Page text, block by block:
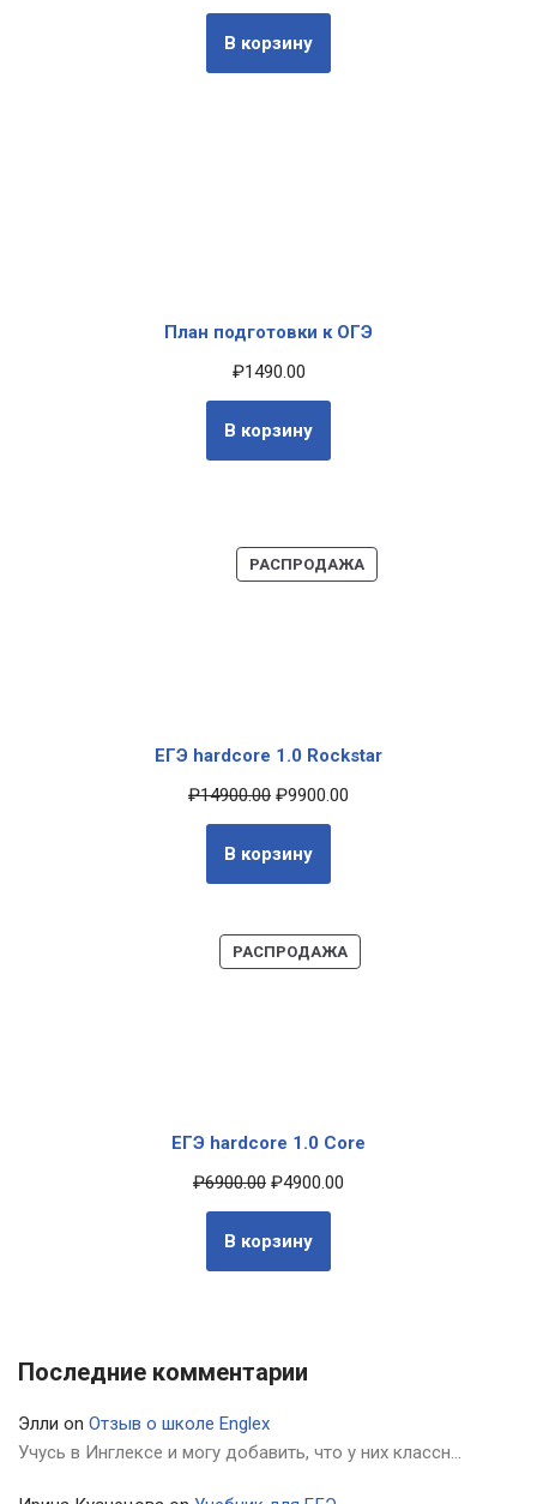
В корзину
План подготовки к ОГЭ
₽1490.00
В корзину
РАСПРОДАЖА
ЕГЭ hardcore 1.0 Rockstar
₽14900.00 ₽9900.00
В корзину
РАСПРОДАЖА
ЕГЭ hardcore 1.0 Core
₽6900.00 ₽4900.00
В корзину
Последние комментарии
Элли on Отзыв о школе Englex
Учусь в Инглексе и могу добавить, что у них классн…